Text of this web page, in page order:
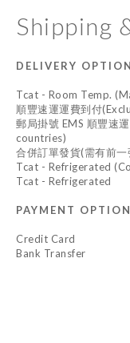
Shipping
DELIVERY
Tcat - Room Temp.
順豐速運運費到付
郵局掛號 EMS 順豐速
countries)
合併訂單發貨(需有前
Tcat - Refrigerated
Tcat - Refrigerated
PAYMENT
Credit Card
Bank Transfer